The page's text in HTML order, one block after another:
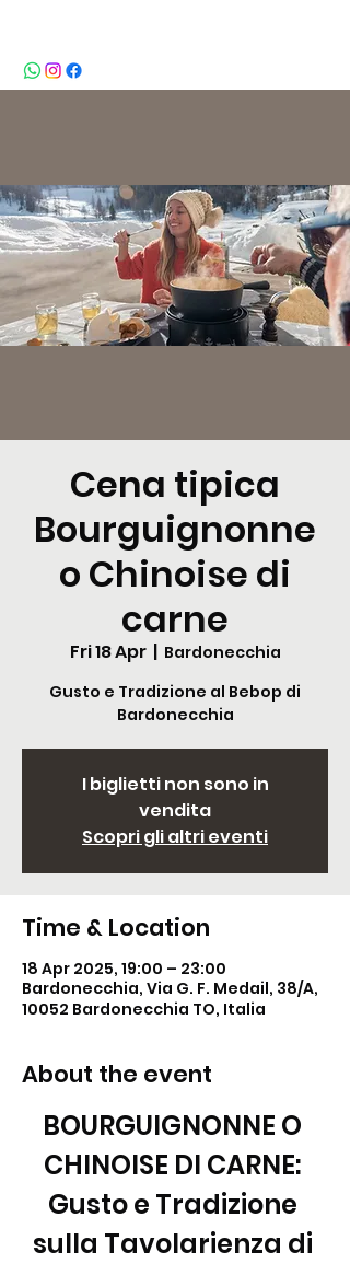
Cena tipica
Bourguignonne
o Chinoise di
carne
Fri 18 Apr
  |
Bardonecchia
Gusto e Tradizione al Bebop di
Bardonecchia
I biglietti non sono in
vendita
Scopri gli altri eventi
Time & Location
18 Apr 2025, 19:00 – 23:00
Bardonecchia, Via G. F. Medail, 38/A,
10052 Bardonecchia TO, Italia
About the event
BOURGUIGNONNE O
CHINOISE DI CARNE:
Gusto e Tradizione
sulla Tavolarienza di